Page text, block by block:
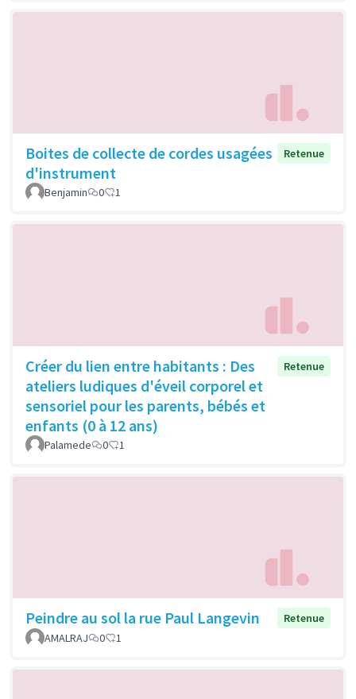
Boites de collecte de cordes usagées
d'instrument
Retenue
Benjamin 0 1
Créer du lien entre habitants : Des
ateliers ludiques d'éveil corporel et
sensoriel pour les parents, bébés et
enfants (0 à 12 ans)
Retenue
Palamede 0 1
Peindre au sol la rue Paul Langevin
Retenue
AMALRAJ
0 1